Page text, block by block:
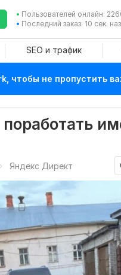
Пользователей онлайн:
Последний заказ: 10 сек.
SEO и трафик
чтобы не пропустить
Яндекс Директ